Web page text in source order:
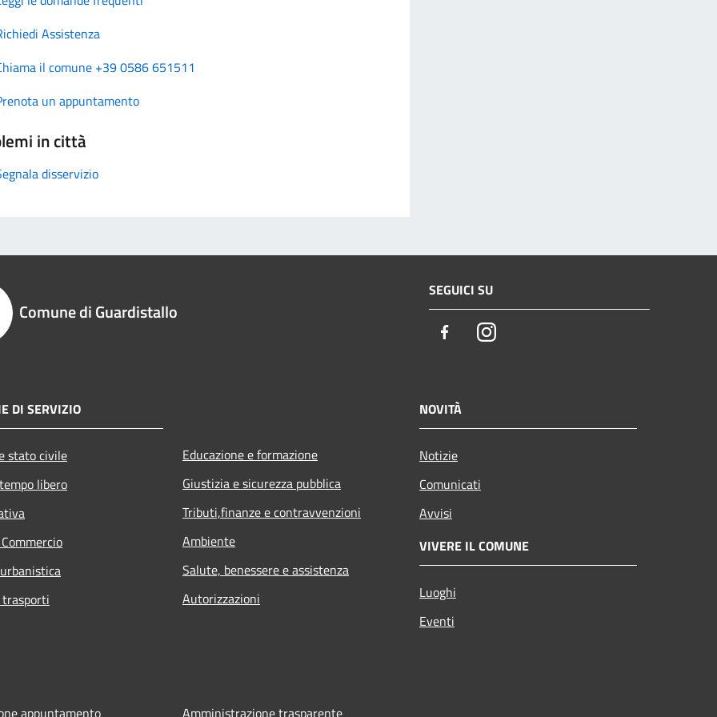
Assistenza
il comune +39 0586 651511
un appuntamento
in città
disservizio
Comune di Guardistallo
SEGUICI SU
FacebookInstagram
DI SERVIZIO
stato civile
libero
Educazione e formazione
Giustizia e sicurezza pubblica
Tributi,finanze e contravvenzioni
Ambiente
Salute, benessere e assistenza
Autorizzazioni
NOVITÀ
Notizie
Comunicati
Avvisi
VIVERE IL COMUNE
Luoghi
Eventi
appuntamento Amministrazione trasparente